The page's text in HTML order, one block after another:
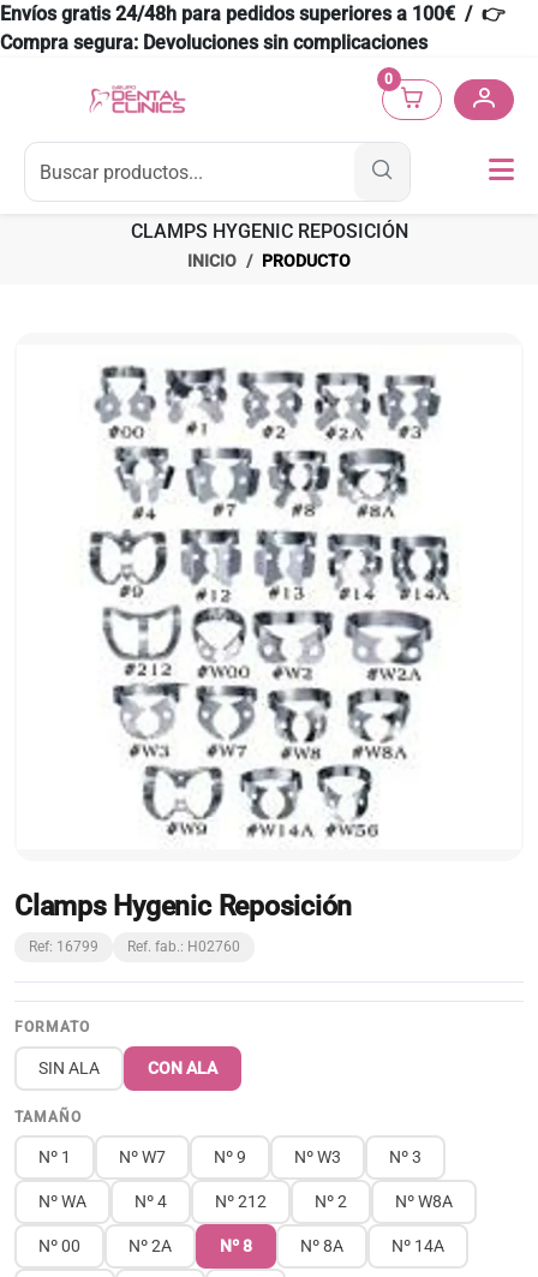
Envíos gratis 24/48h para pedidos superiores a 100€ / 👉
Compra segura: Devoluciones sin complicaciones
0
CLAMPS HYGENIC REPOSICIÓN
INICIO PRODUCTO
Clamps Hygenic Reposición
Ref: 16799 Ref. fab.: H02760
FORMATO
SIN ALA CON ALA
TAMAÑO
Nº 1 Nº W7 Nº 9 Nº W3 Nº 3
Nº WA Nº 4 Nº 212 Nº 2 Nº W8A
Nº 00 Nº 2A Nº 8 Nº 8A Nº 14A